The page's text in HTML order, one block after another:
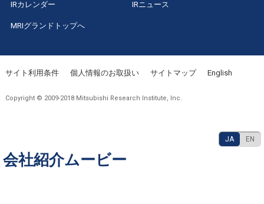
会社紹介ムービー
JA EN
IRカレンダー IRニュース
MRIグランドトップへ
サイト利用条件 個人情報のお取扱い サイトマップ English
Copyright © 2009-2018 Mitsubishi Research Institute, Inc.